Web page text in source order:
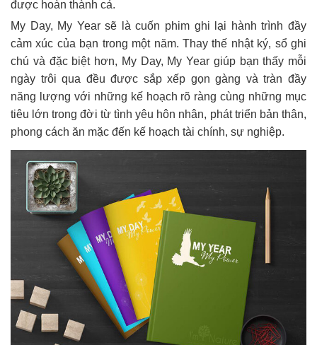
được hoàn thành cả.
My Day, My Year sẽ là cuốn phim ghi lại hành trình đầy
cảm xúc của bạn trong một năm. Thay thế nhật ký, sổ ghi
chú và đặc biệt hơn, My Day, My Year giúp bạn thấy mỗi
ngày trôi qua đều được sắp xếp gọn gàng và tràn đầy
năng lượng với những kế hoạch rõ ràng cùng những mục
tiêu lớn trong đời từ tình yêu hôn nhân, phát triển bản thân,
phong cách ăn mặc đến kế hoạch tài chính, sự nghiệp.